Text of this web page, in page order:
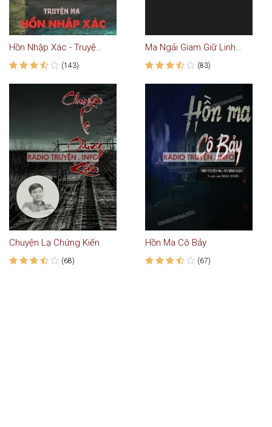
Hồn Nhập Xác - Truyện ma kinh dị
(143)
Ma Ngải Giam Giữ Linh Hồn
(83)
Chuyện Lạ Chứng Kiến
(68)
Hồn Ma Cô Bảy
(67)